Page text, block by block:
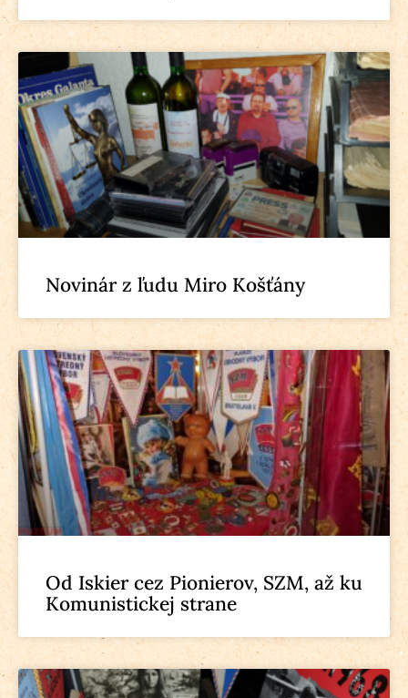
Novinár z ľudu Miro Košťány
Od Iskier cez Pionierov, SZM, až ku
Komunistickej strane